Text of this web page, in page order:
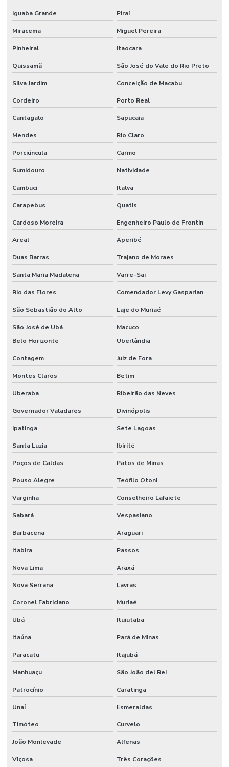
Iguaba Grande Piraí
Miracema Miguel Pereira
Pinheiral Itaocara
Quissamã São José do Vale do Rio Preto
Silva Jardim Conceição de Macabu
Cordeiro Porto Real
Cantagalo Sapucaia
Mendes Rio Claro
Porciúncula Carmo
Sumidouro Natividade
Cambuci Italva
Carapebus Quatis
Cardoso Moreira Engenheiro Paulo de Frontin
Areal Aperibé
Duas Barras Trajano de Moraes
Santa Maria Madalena Varre-Sai
Rio das Flores Comendador Levy Gasparian
São Sebastião do Alto Laje do Muriaé
São José de Ubá
Macuco
Belo Horizonte
Uberlândia
Contagem Juiz de Fora
Montes Claros Betim
Uberaba Ribeirão das Neves
Governador Valadares Divinópolis
Ipatinga Sete Lagoas
Santa Luzia Ibirité
Poços de Caldas Patos de Minas
Pouso Alegre Teófilo Otoni
Varginha Conselheiro Lafaiete
Sabará Vespasiano
Barbacena Araguari
Itabira Passos
Nova Lima Araxá
Nova Serrana Lavras
Coronel Fabriciano Muriaé
Ubá Ituiutaba
Itaúna Pará de Minas
Paracatu Itajubá
Manhuaçu São João del Rei
Patrocínio Caratinga
Unaí Esmeraldas
Timóteo Curvelo
João Monlevade Alfenas
Viçosa Três Corações